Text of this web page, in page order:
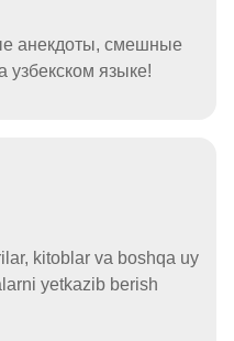
анекдоты, смешные
узбекском языке!
kitoblar va boshqa uy
yetkazib berish